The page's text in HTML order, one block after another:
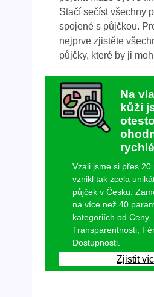
Stačí sečíst všechny
spojené s půjčkou.
nejprve zjistěte
půjčky, které by ji
Na
kůži
Vzali jsme si přes 20
vznikl tak zcela
půjček v Česku.
na více než 40
kategoriích od Ceny,
Transparentnosti,
Dostupnosti.
Zjistit víc